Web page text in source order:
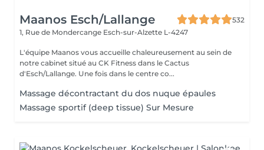
Maanos Esch/Lallange
532
1, Rue de Mondercange Esch-sur-Alzette L-4247
L'équipe Maanos vous accueille chaleureusement au sein de
notre cabinet situé au CK Fitness dans le Cactus
d'Esch/Lallange. Une fois dans le centre co...
Massage décontractant du dos nuque épaules
Massage sportif (deep tissue) Sur Mesure